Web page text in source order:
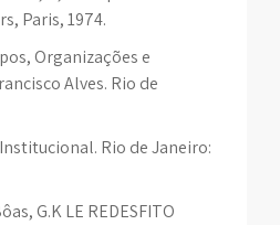
Paris, 1974.
Organizações e
Alves. Rio de
Rio de Janeiro:
G.K LE REDESFITO